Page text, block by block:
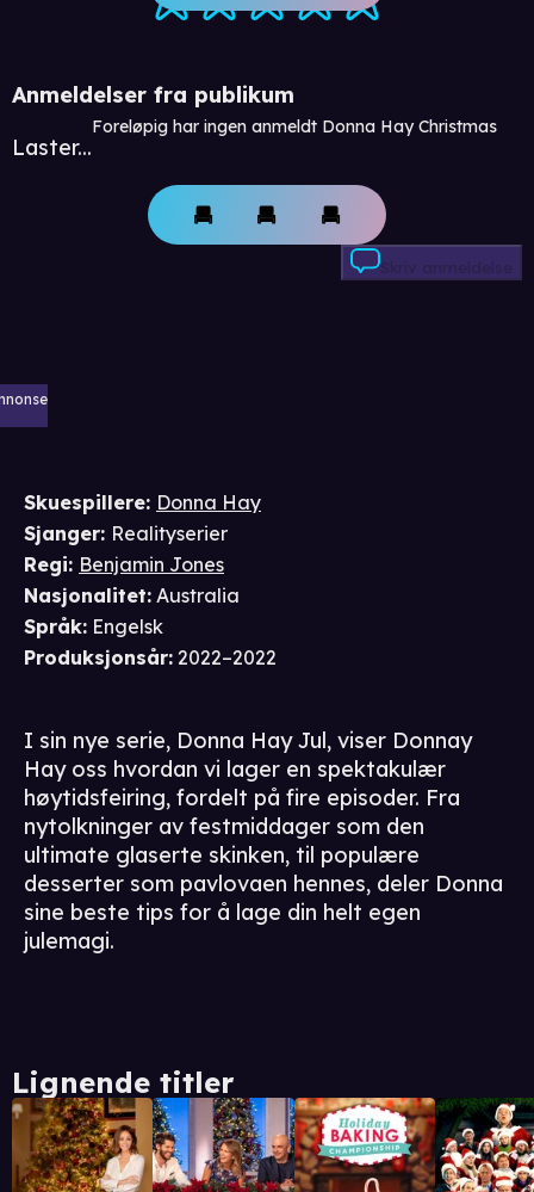
Anmeldelser fra publikum
Laster...
Foreløpig har ingen anmeldt Donna Hay Christmas
Skriv anmeldelse
Skuespillere: Donna Hay
Sjanger: Realityserier
Regi: Benjamin Jones
Nasjonalitet: Australia
Språk: Engelsk
Produksjonsår: 2022–2022
I sin nye serie, Donna Hay Jul, viser Donnay
Hay oss hvordan vi lager en spektakulær
høytidsfeiring, fordelt på fire episoder. Fra
nytolkninger av festmiddager som den
ultimate glaserte skinken, til populære
desserter som pavlovaen hennes, deler Donna
sine beste tips for å lage din helt egen
julemagi.
Lignende titler